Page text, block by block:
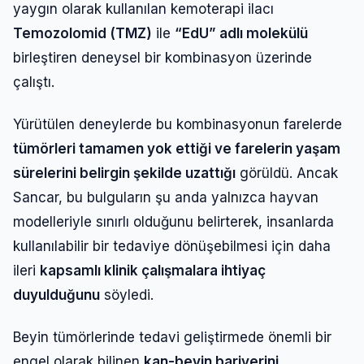
yaygın olarak kullanılan kemoterapi ilacı
Temozolomid (TMZ) ile “EdU” adlı molekülü
birleştiren deneysel bir kombinasyon üzerinde
çalıştı.
Yürütülen deneylerde bu kombinasyonun farelerde
tümörleri tamamen yok ettiği ve farelerin yaşam
sürelerini belirgin şekilde uzattığı görüldü. Ancak
Sancar, bu bulguların şu anda yalnızca hayvan
modelleriyle sınırlı olduğunu belirterek, insanlarda
kullanılabilir bir tedaviye dönüşebilmesi için daha
ileri kapsamlı klinik çalışmalara ihtiyaç
duyulduğunu söyledi.
Beyin tümörlerinde tedavi geliştirmede önemli bir
Giriş Yap
Kullanıcı Adı veya E-posta